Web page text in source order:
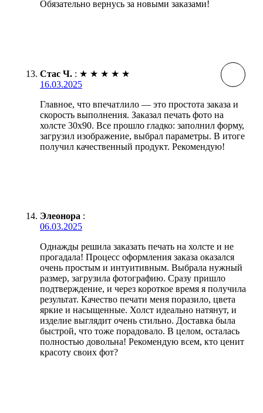
Обязательно вернусь за новыми заказами!
Стас Ч. : ★ ★ ★ ★ ★
16.03.2025
Главное, что впечатлило — это простота заказа и
скорость выполнения. Заказал печать фото на
холсте 30х90. Все прошло гладко: заполнил форму,
загрузил изображение, выбрал параметры. В итоге
получил качественный продукт. Рекомендую!
Элеонора :
06.03.2025
Однажды решила заказать печать на холсте и не
прогадала! Процесс оформления заказа оказался
очень простым и интуитивным. Выбрала нужный
размер, загрузила фотографию. Сразу пришло
подтверждение, и через короткое время я получила
результат. Качество печати меня поразило, цвета
яркие и насыщенные. Холст идеально натянут, и
изделие выглядит очень стильно. Доставка была
быстрой, что тоже порадовало. В целом, осталась
полностью довольна! Рекомендую всем, кто ценит
красоту своих фот?